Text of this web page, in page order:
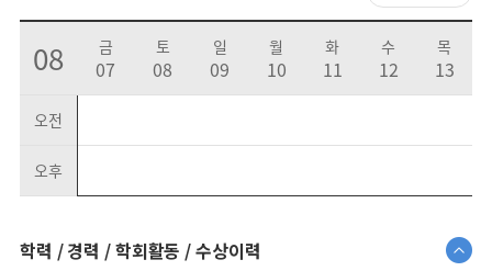
08 금
07
토
08
일
09
월
10
화
11
수
12
목
13
오전
오후
학력 / 경력 / 학회활동 / 수상이력